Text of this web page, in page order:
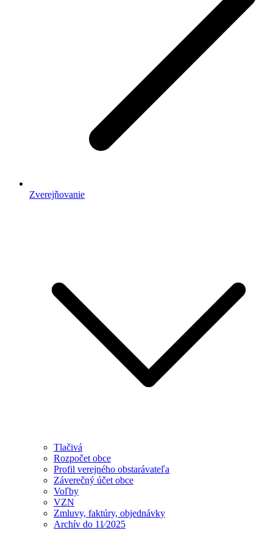
Zverejňovanie
Tlačivá
Rozpočet obce
Profil verejného obstarávateľa
Záverečný účet obce
Voľby
VZN
Zmluvy, faktúry, objednávky
Archív do 11⁄2025